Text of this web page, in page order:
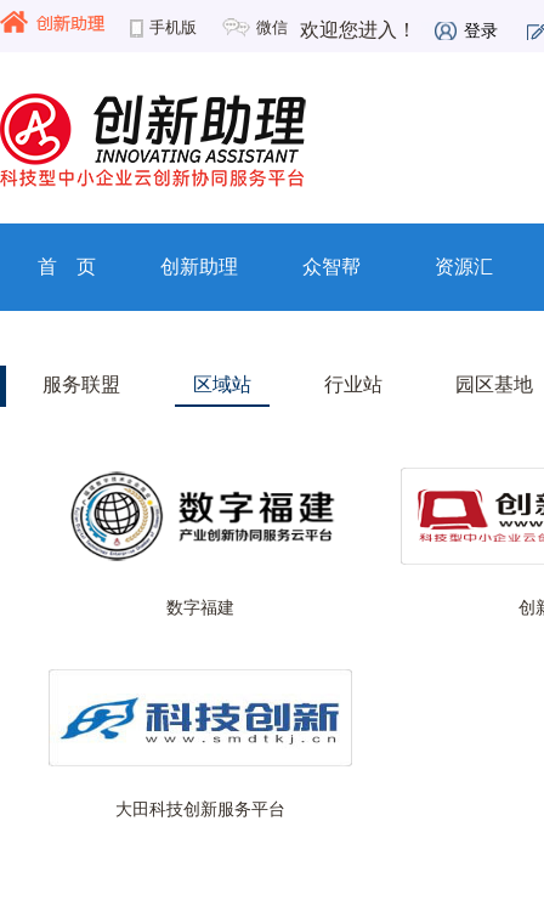
手机版 微信 欢迎您进入！ 登录
首 页 创新助理 众智帮 资源汇
服务联盟 区域站 行业站 园区基地
数字福建 创
大田科技创新服务平台